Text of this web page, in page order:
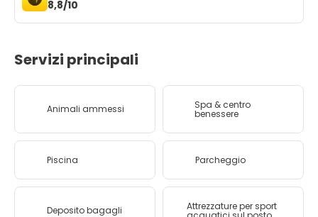
8,8/10
Servizi principali
Animali ammessi Spa & centro
benessere
Piscina Parcheggio
Deposito bagagli Attrezzature per sport